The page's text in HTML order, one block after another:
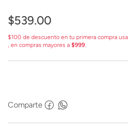
$539.00
$100 de descuento en tu primera compra
, en compras mayores a $999.
Comparte